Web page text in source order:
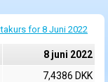
for 8 Juni 2022
8 juni 2022
7,4386 DKK